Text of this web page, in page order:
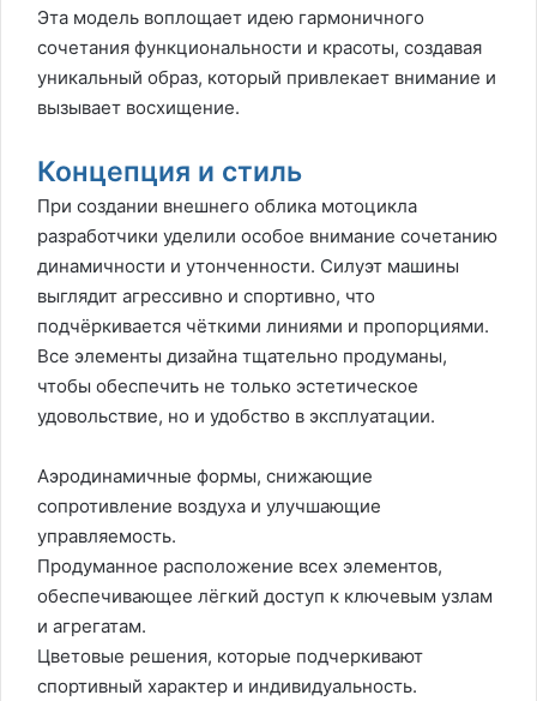
Эта модель воплощает идею гармоничного
сочетания функциональности и красоты, создавая
уникальный образ, который привлекает внимание и
вызывает восхищение.
Концепция и стиль
При создании внешнего облика мотоцикла
разработчики уделили особое внимание сочетанию
динамичности и утонченности. Силуэт машины
выглядит агрессивно и спортивно, что
подчёркивается чёткими линиями и пропорциями.
Все элементы дизайна тщательно продуманы,
чтобы обеспечить не только эстетическое
удовольствие, но и удобство в эксплуатации.
Аэродинамичные формы, снижающие
сопротивление воздуха и улучшающие
управляемость.
Продуманное расположение всех элементов,
обеспечивающее лёгкий доступ к ключевым узлам
и агрегатам.
Цветовые решения, которые подчеркивают
спортивный характер и индивидуальность.